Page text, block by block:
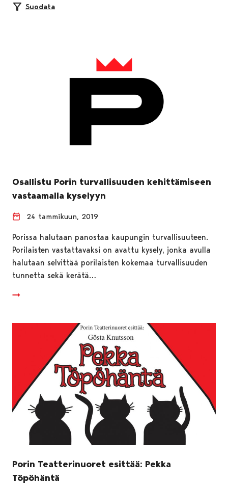
Suodata
Osallistu Porin turvallisuuden kehittämiseen
vastaamalla kyselyyn
24 tammikuun, 2019
Porissa halutaan panostaa kaupungin turvallisuuteen.
Porilaisten vastattavaksi on avattu kysely, jonka avulla
halutaan selvittää porilaisten kokemaa turvallisuuden
tunnetta sekä kerätä…
Porin Teatterinuoret esittää: Pekka
Töpöhäntä